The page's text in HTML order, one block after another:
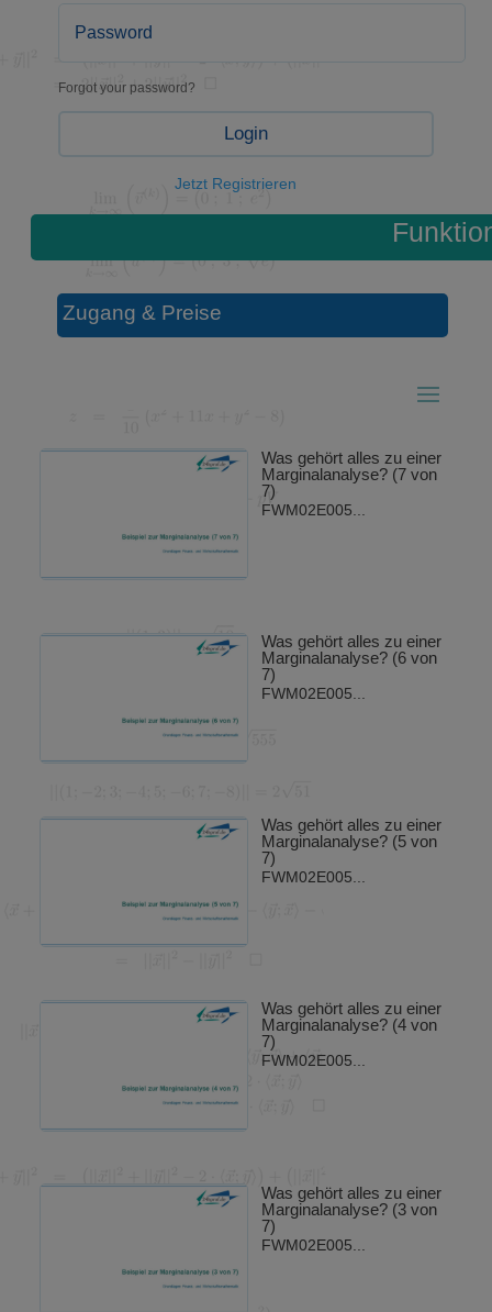
Forgot your password?
Login
Jetzt Registrieren
Zugang & Preise
Was gehört alles zu einer
Marginalanalyse? (7 von
7)
FWM02E005...
Was gehört alles zu einer
Marginalanalyse? (6 von
7)
FWM02E005...
Was gehört alles zu einer
Marginalanalyse? (5 von
7)
FWM02E005...
Was gehört alles zu einer
Marginalanalyse? (4 von
7)
FWM02E005...
Was gehört alles zu einer
Marginalanalyse? (3 von
7)
FWM02E005...